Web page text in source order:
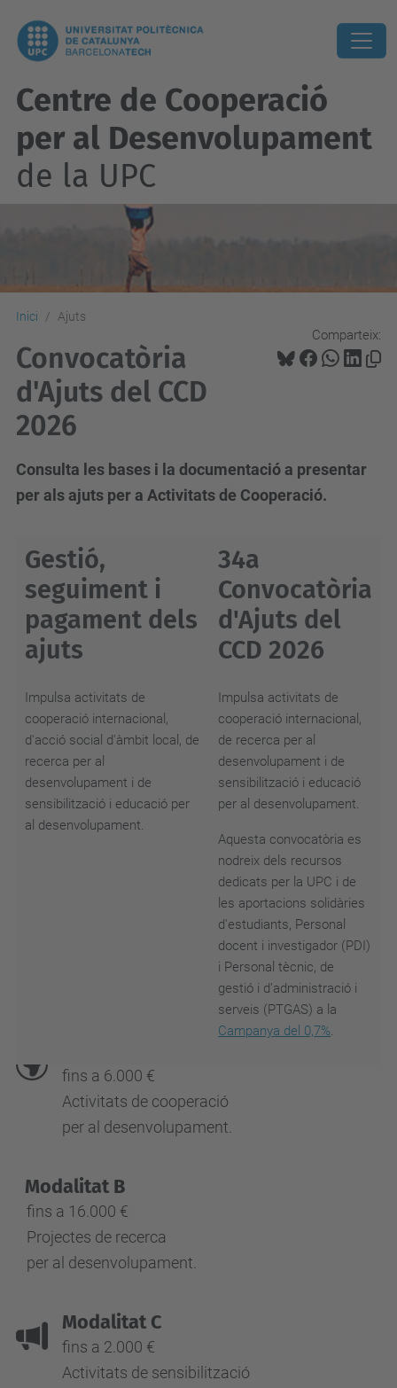
Centre de Cooperació
per al Desenvolupament
de la UPC
Inici Ajuts
Comparteix:
Convocatòria
d'Ajuts del CCD
2026
Consulta les bases i la documentació a presentar
per als ajuts per a Activitats de Cooperació.
Gestió,
seguiment i
pagament dels
ajuts
Impulsa activitats de
cooperació internacional,
d'acció social d'àmbit local, de
recerca per al
desenvolupament i de
sensibilització i educació per
al desenvolupament.
34a
Convocatòria
d'Ajuts del
CCD 2026
Impulsa activitats de
cooperació internacional,
de recerca per al
desenvolupament i de
sensibilització i educació
per al desenvolupament.
Aquesta convocatòria es
nodreix dels recursos
dedicats per la UPC i de
les aportacions solidàries
d'estudiants, Personal
docent i investigador (PDI)
i Personal tècnic, de
gestió i d’administració i
serveis (PTGAS) a la
Campanya del 0,7%.
Convocatòria Ajuts 2026
fins a 6.000 €
Activitats de cooperació
per al desenvolupament.
Modalitat B
fins a 16.000 €
Projectes de recerca
per al desenvolupament.
Modalitat C
fins a 2.000 €
Activitats de sensibilització